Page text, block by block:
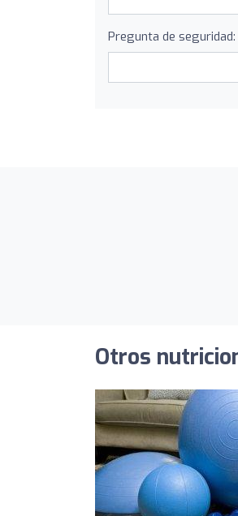
Pregunta de
Otros